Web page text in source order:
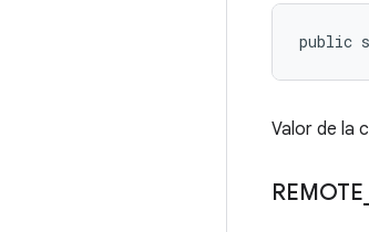
public
Valor de la
REMOTE